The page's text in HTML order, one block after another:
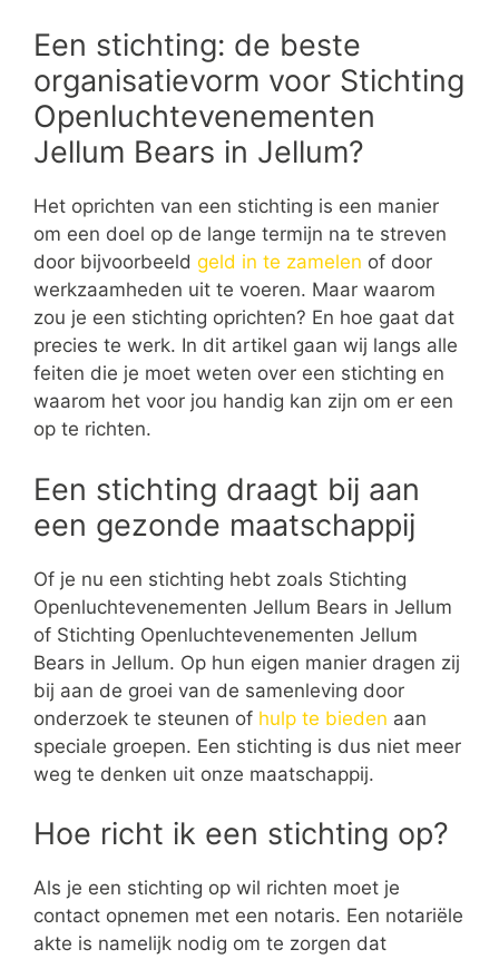
Een stichting: de beste
organisatievorm voor Stichting
Openluchtevenementen
Jellum Bears in Jellum?
Het oprichten van een stichting is een manier
om een doel op de lange termijn na te streven
door bijvoorbeeld geld in te zamelen of door
werkzaamheden uit te voeren. Maar waarom
zou je een stichting oprichten? En hoe gaat dat
precies te werk. In dit artikel gaan wij langs alle
feiten die je moet weten over een stichting en
waarom het voor jou handig kan zijn om er een
op te richten.
Een stichting draagt bij aan
een gezonde maatschappij
Of je nu een stichting hebt zoals Stichting
Openluchtevenementen Jellum Bears in Jellum
of Stichting Openluchtevenementen Jellum
Bears in Jellum. Op hun eigen manier dragen zij
bij aan de groei van de samenleving door
onderzoek te steunen of hulp te bieden aan
speciale groepen. Een stichting is dus niet meer
weg te denken uit onze maatschappij.
Hoe richt ik een stichting op?
Als je een stichting op wil richten moet je
contact opnemen met een notaris. Een notariële
akte is namelijk nodig om te zorgen dat